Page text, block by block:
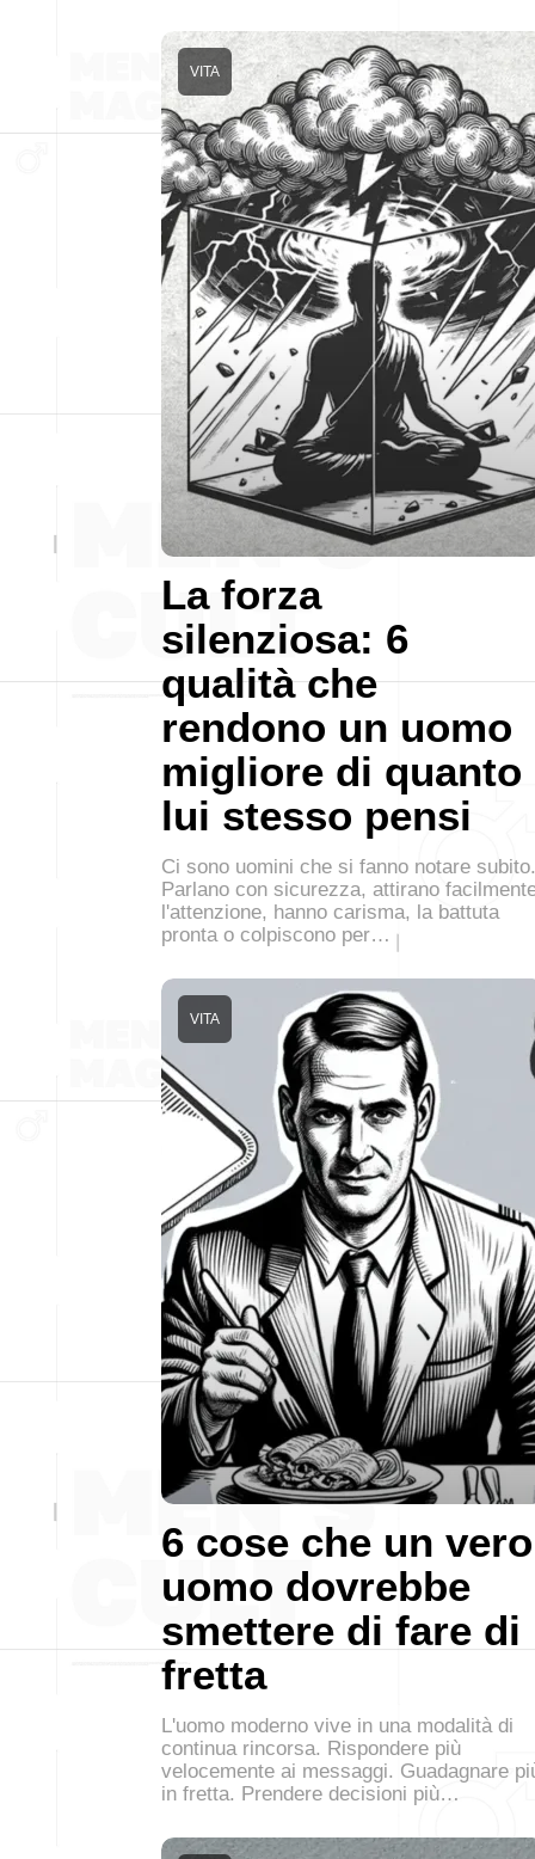
La forza
silenziosa: 6
qualità che
rendono un uomo
migliore di quanto
lui stesso pensi
VITA
Ci sono uomini che si fanno notare subito.
Parlano con sicurezza, attirano
l'attenzione, hanno carisma, la battuta
pronta o colpiscono per…
6 cose che un vero
uomo dovrebbe
smettere di fare di
fretta
VITA
L'uomo moderno vive in una modalità di
continua rincorsa. Rispondere più
velocemente ai messaggi. Guadagnare
in fretta. Prendere decisioni più…